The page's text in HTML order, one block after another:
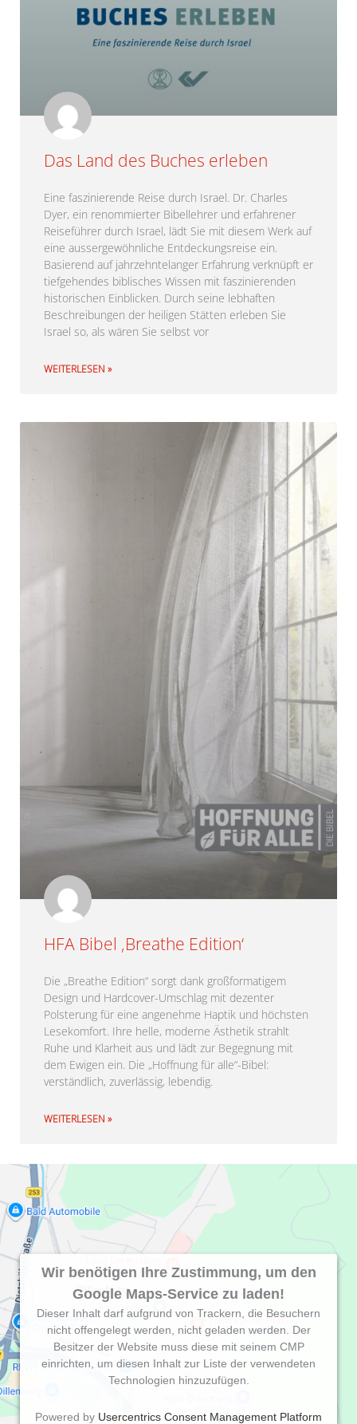
Das Land des Buches erleben
Eine faszinierende Reise durch Israel. Dr. Charles
Dyer, ein renommierter Bibellehrer und erfahrener
Reiseführer durch Israel, lädt Sie mit diesem Werk auf
eine aussergewöhnliche Entdeckungsreise ein.
Basierend auf jahrzehntelanger Erfahrung verknüpft er
tiefgehendes biblisches Wissen mit faszinierenden
historischen Einblicken. Durch seine lebhaften
Beschreibungen der heiligen Stätten erleben Sie
Israel so, als wären Sie selbst vor
WEITERLESEN »
HFA Bibel ‚Breathe Edition‘
Die „Breathe Edition“ sorgt dank großformatigem
Design und Hardcover-Umschlag mit dezenter
Polsterung für eine angenehme Haptik und höchsten
Lesekomfort. Ihre helle, moderne Ästhetik strahlt
Ruhe und Klarheit aus und lädt zur Begegnung mit
dem Ewigen ein. Die „Hoffnung für alle“-Bibel:
verständlich, zuverlässig, lebendig.
WEITERLESEN »
Wir benötigen Ihre Zustimmung, um den
Google Maps-Service zu laden!
Dieser Inhalt darf aufgrund von Trackern, die Besuchern
nicht offengelegt werden, nicht geladen werden. Der
Besitzer der Website muss diese mit seinem CMP
einrichten, um diesen Inhalt zur Liste der verwendeten
Technologien hinzuzufügen.
Powered by Usercentrics Consent Management Platform